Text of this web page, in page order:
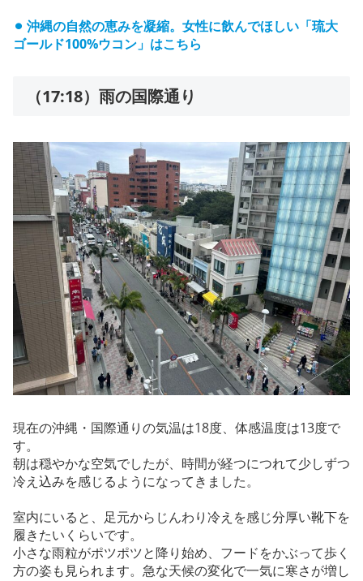
⚫︎ 沖縄の自然の恵みを凝縮。女性に飲んでほしい「琉大
ゴールド100%ウコン」はこちら
（17:18）雨の国際通り
現在の沖縄・国際通りの気温は18度、体感温度は13度で
す。
朝は穏やかな空気でしたが、時間が経つにつれて少しずつ
冷え込みを感じるようになってきました。
室内にいると、足元からじんわり冷えを感じ分厚い靴下を
履きたいくらいです。
小さな雨粒がポツポツと降り始め、フードをかぶって歩く
方の姿も見られます。急な天候の変化で一気に寒さが増し